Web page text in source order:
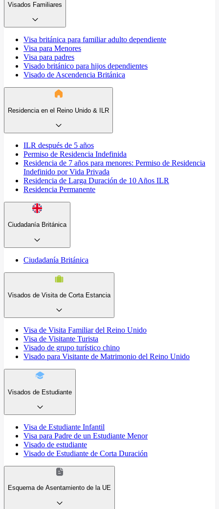
Visados Familiares
Visa británica para familiar adulto dependiente
Visa para Menores
Visa para padres
Visado británico para hijos dependientes
Visado de Ascendencia Británica
Residencia en el Reino Unido & ILR
ILR después de 5 años
Permiso de Residencia Indefinida
Residencia de 7 años para menores: Permiso de Residencia
Indefinido por Vida Privada
Residencia de Larga Duración de 10 Años ILR
Residencia Permanente
Ciudadanía Británica
Ciudadanía Británica
Visados de Visita de Corta Estancia
Visa de Visita Familiar del Reino Unido
Visa de Visitante Turista
Visado de grupo turístico chino
Visado para Visitante de Matrimonio del Reino Unido
Visados de Estudiante
Visa de Estudiante Infantil
Visa para Padre de un Estudiante Menor
Visado de estudiante
Visado de Estudiante de Corta Duración
Esquema de Asentamiento de la UE